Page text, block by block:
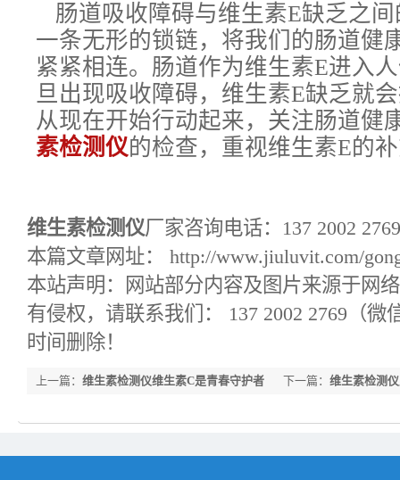
肠道吸收障碍与维生素E缺乏之
一条无形的锁链，将我们的肠道健
紧紧相连。肠道作为维生素E进入
旦出现吸收障碍，维生素E缺乏就
从现在开始行动起来，关注肠道健
素检测仪的检查，重视维生素E的
维生素检测仪厂家咨询电话：137 2002
本篇文章网址： http://www.jiuluvit.com/
本站声明：网站部分内容及图片来源于网
有侵权，请联系我们： 137 2002 2769（微
时间删除！
上一篇： 维生素检测仪维生素C是青春守护者 下一篇： 维生素检测